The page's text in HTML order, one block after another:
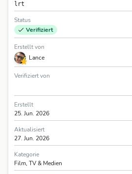
lrt
Status
Verifiziert
Erstellt von
Lance
Verifiziert von
Erstellt
25. Jun. 2026
Aktualisiert
27. Jun. 2026
Kategorie
Film, TV & Medien